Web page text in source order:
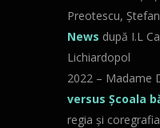
Preotescu,
News după I.L
Lichiardopol
2022 – Madame
versus Școala
regia și